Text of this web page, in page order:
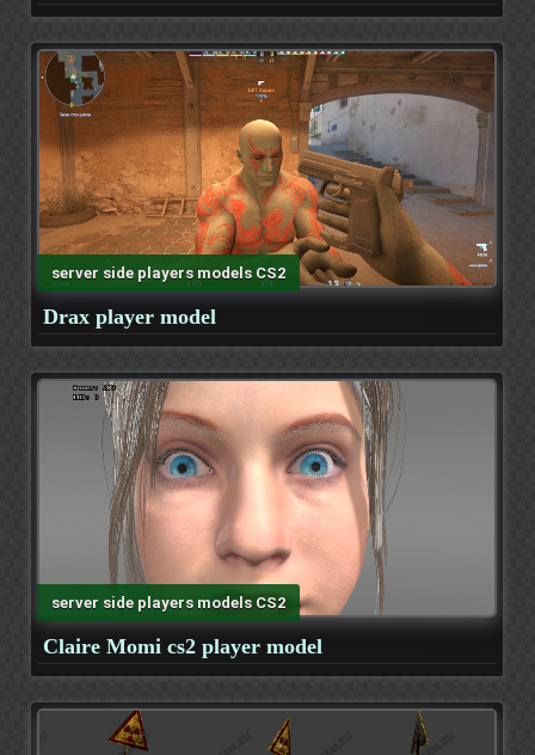
server side players models CS2
Drax player model
server side players models CS2
Claire Momi cs2 player model